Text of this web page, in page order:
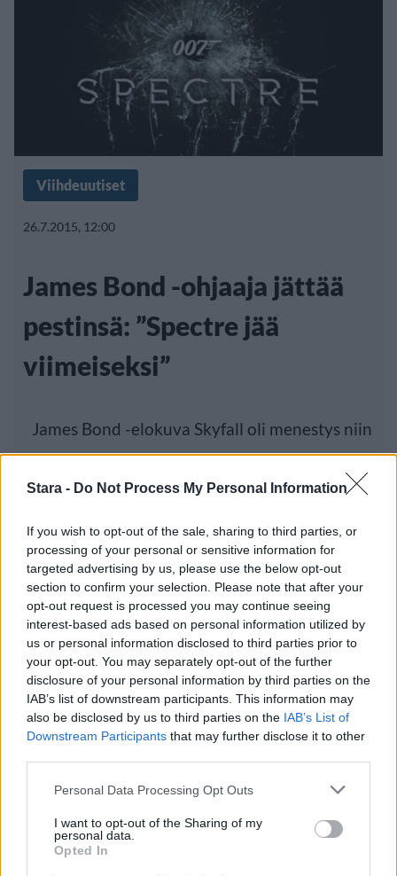
Stara - Do Not Process My Personal Information
If you wish to opt-out of the sale, sharing to third parties, or
processing of your personal or sensitive information for
targeted advertising by us, please use the below opt-out
section to confirm your selection. Please note that after your
opt-out request is processed you may continue seeing
interest-based ads based on personal information utilized by
us or personal information disclosed to third parties prior to
your opt-out. You may separately opt-out of the further
disclosure of your personal information by third parties on the
IAB’s list of downstream participants. This information may
also be disclosed by us to third parties on the IAB’s List of
Downstream Participants that may further disclose it to other
Personal Data Processing Opt Outs
I want to opt-out of the Sharing of my
personal data.
Opted In
Viihdeuutiset
26.7.2015, 12:00
James Bond -ohjaaja jättää
pestinsä: ”Spectre jää
viimeiseksi”
James Bond -elokuva Skyfall oli menestys niin
lippuluukulla kuin kriitikoidenkin
Luetuimmat
PÄIVÄ VIIKKO KUUKAUSI
Maailman eniten matkustaneet valitsivat
suosikkikohteensa – yllättävä voittaja
Kela voi leikata tukia ulkomaanmatkan
vuoksi
F/A-18 Hornet jyrähtää ylilennolle
Jyväskylässä – katuja suljetaan
hurja ylinopeus
Suolikaasun tuoksu levisi Spider-Man -
näytöksessä – yleisö poistui paikalta